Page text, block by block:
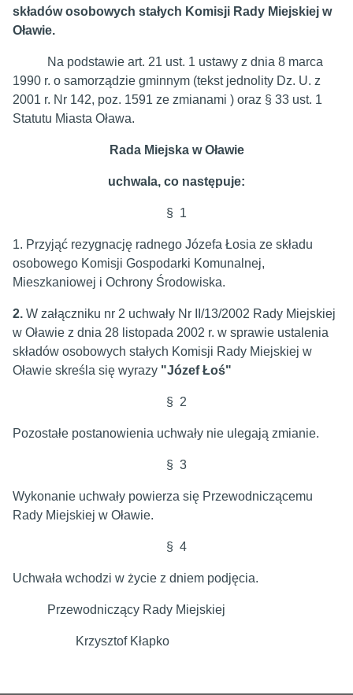
składów osobowych stałych Komisji Rady Miejskiej w
Oławie.
Na podstawie art. 21 ust. 1 ustawy z dnia 8 marca
1990 r. o samorządzie gminnym (tekst jednolity Dz. U. z
2001 r. Nr 142, poz. 1591 ze zmianami ) oraz § 33 ust. 1
Statutu Miasta Oława.
Rada Miejska w Oławie
uchwala, co następuje:
§ 1
1. Przyjąć rezygnację radnego Józefa Łosia ze składu
osobowego Komisji Gospodarki Komunalnej,
Mieszkaniowej i Ochrony Środowiska.
2. W załączniku nr 2 uchwały Nr II/13/2002 Rady Miejskiej
w Oławie z dnia 28 listopada 2002 r. w sprawie ustalenia
składów osobowych stałych Komisji Rady Miejskiej w
Oławie skreśla się wyrazy "Józef Łoś"
§ 2
Pozostałe postanowienia uchwały nie ulegają zmianie.
§ 3
Wykonanie uchwały powierza się Przewodniczącemu
Rady Miejskiej w Oławie.
§ 4
Uchwała wchodzi w życie z dniem podjęcia.
Przewodniczący Rady Miejskiej
Krzysztof Kłapko